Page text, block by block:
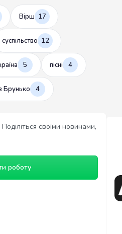
Вірш 17
суспільство 12
5 пісні 4
Брунько 4
своїми новинами,
роботу